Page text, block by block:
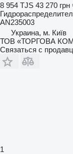
8 954 TJS 43 270 грн
AN235003
Украина, м. Київ
ТОВ «ТОРГОВА
Связаться с
1